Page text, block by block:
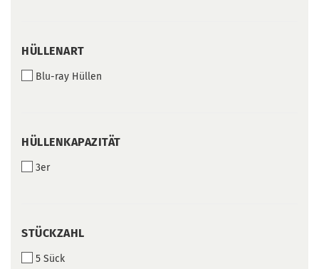
HÜLLENART
HÜLLENART
Blu-ray Hüllen
HÜLLENKAPAZITÄT
HÜLLENKAPAZITÄT
3er
STÜCKZAHL
STÜCKZAHL
5 Sück